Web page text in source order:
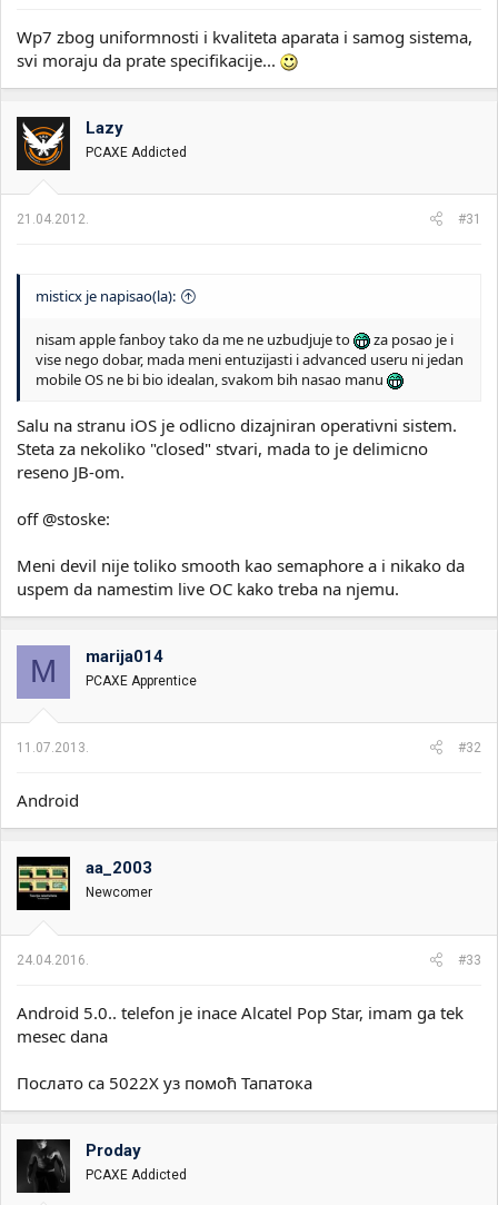
Wp7 zbog uniformnosti i kvaliteta aparata i samog sistema,
svi moraju da prate specifikacije...
Lazy
PCAXE Addicted
21.04.2012. #31
misticx je napisao(la):
nisam apple fanboy tako da me ne uzbudjuje to
za posao je i
vise nego dobar, mada meni entuzijasti i advanced useru ni jedan
mobile OS ne bi bio idealan, svakom bih nasao manu
Salu na stranu iOS je odlicno dizajniran operativni sistem.
Steta za nekoliko "closed" stvari, mada to je delimicno
reseno JB-om.
off @stoske:
Meni devil nije toliko smooth kao semaphore a i nikako da
uspem da namestim live OC kako treba na njemu.
M marija014
PCAXE Apprentice
11.07.2013. #32
Android
aa_2003
Newcomer
24.04.2016. #33
Android 5.0.. telefon je inace Alcatel Pop Star, imam ga tek
mesec dana
Послато са 5022X уз помоћ Тапатока
Proday
PCAXE Addicted